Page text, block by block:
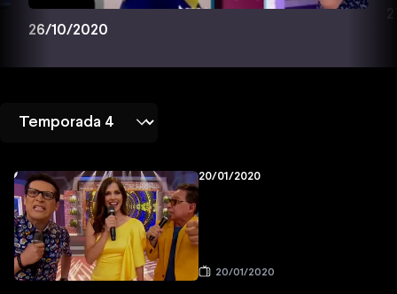
26/10/2020
20/01/2020
20/01/2020